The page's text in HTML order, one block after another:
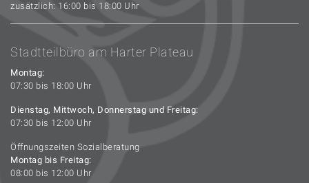
zusätzlich: 16:00 bis 18:00 Uhr
Stadtteilbüro am Harter Plateau
Montag:
07:30 bis 18:00 Uhr
Dienstag, Mittwoch, Donnerstag und Freitag:
07:30 bis 12:00 Uhr
Öffnungszeiten Sozialberatung
Montag bis Freitag:
08:00 bis 12:00 Uhr